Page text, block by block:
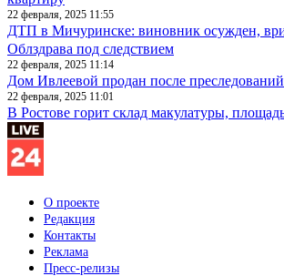
22 февраля, 2025 11:55
ДТП в Мичуринске: виновник осужден,
Облздрава под следствием
22 февраля, 2025 11:14
Дом Ивлеевой продан после
22 февраля, 2025 11:01
В Ростове горит склад макулатуры,
О проекте
Редакция
Контакты
Реклама
Пресс-релизы